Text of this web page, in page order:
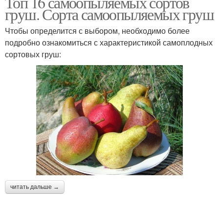
груш. Сорта самоопыляемых груш
Чтобы определится с выбором, необходимо более
подробно ознакомиться с характеристикой самоплодных
сортовых груш:
читать дальше →